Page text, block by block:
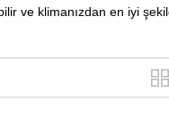
ve klimanızdan en iyi